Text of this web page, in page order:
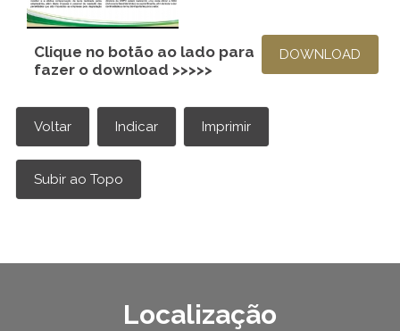
Clique no botão ao lado para
fazer o download >>>>>
Localização